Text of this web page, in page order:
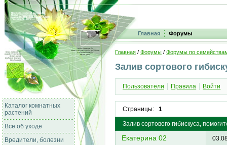
Главная Форумы
Каталог комнатных
растений
Все об уходе
Вредители, болезни
Главная / Форумы / Форумы по
Залив сортового
Пользователи Правила Войти
Страницы: 1
Залив сортового гибискуса,
Екатерина 02